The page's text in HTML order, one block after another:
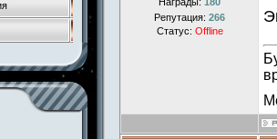
Репутация: 266
Статус: Offline